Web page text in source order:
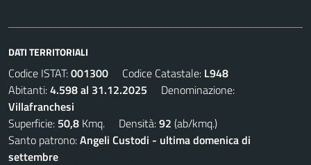
DATI TERRITORIALI
Codice ISTAT:001300 Codice Catastale: L948
Abitanti:4.598 al 31.12.2025 Denominazione:
Villafranchesi
Superficie: 50,8 Kmq. Densità:92 (ab/kmq.)
Santo patrono:Angeli Custodi - ultima domenica di
settembre